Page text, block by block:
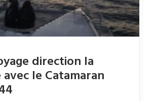
direction la
le Catamaran